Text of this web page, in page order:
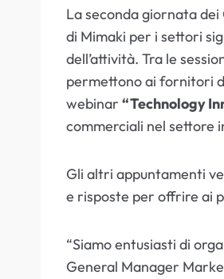
La seconda giornata
di Mimaki per i settori
dell’attività. Tra le
permettono ai fornitori
webinar “Technology
commerciali nel settore
Gli altri appuntamenti
e risposte per offrire ai
“Siamo entusiasti di
General Manager